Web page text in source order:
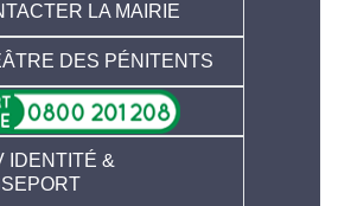
LA MAIRIE
DES PÉNITENTS
IDENTITÉ &